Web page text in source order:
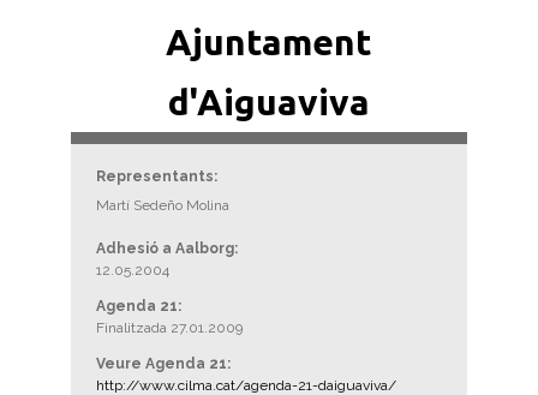
Ajuntament
d'Aiguaviva
Representants:
Martí Sedeño Molina
Adhesió a Aalborg:
12.05.2004
Agenda 21:
Finalitzada 27.01.2009
Veure Agenda 21:
http://www.cilma.cat/agenda-21-daiguaviva/